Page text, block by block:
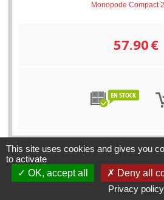
Monopode Compact
57.90€
This site uses cookies and gives you
to activate
OK, accept all
Deny all
Privacy policy